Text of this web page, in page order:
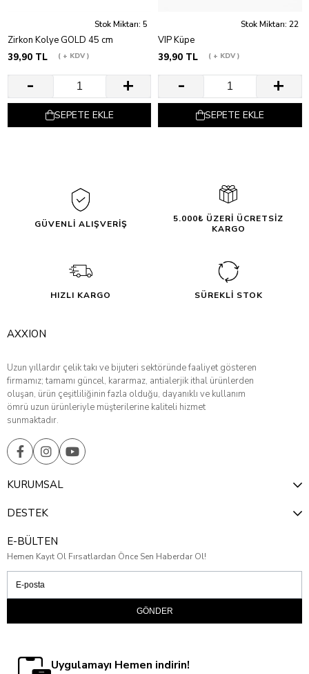
Stok Miktarı: 5
Zirkon Kolye GOLD 45 cm
39,90 TL
+ KDV
SEPETE EKLE
Stok Miktarı: 22
VIP Küpe
39,90 TL
+ KDV
SEPETE EKLE
GÜVENLİ ALIŞVERİŞ
5.000₺ ÜZERİ ÜCRETSİZ
KARGO
HIZLI KARGO SÜREKLİ STOK
AXXION
Uzun yıllardır çelik takı ve bijuteri sektöründe faaliyet gösteren
firmamız; tamamı güncel, kararmaz, antialerjik ithal ürünlerden
oluşan, ürün çeşitliliğinin fazla olduğu, dayanıklı ve kullanım
ömrü uzun ürünleriyle müşterilerine kaliteli hizmet
sunmaktadır.
KURUMSAL
DESTEK
E-BÜLTEN
Hemen Kayıt Ol Fırsatlardan Önce Sen Haberdar Ol!
GÖNDER
Uygulamayı Hemen indirin!